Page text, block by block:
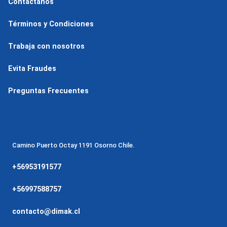
Términos y Condiciones
Trabaja con nosotros
Evita Fraudes
Preguntas Frecuentes
Camino Puerto Octay 1191 Osorno Chile.
+56953191577
+56997588757
contacto@dimak.cl